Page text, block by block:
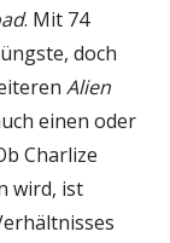
. Mit 74
doch
Alien
einen oder
Charlize
wird, ist